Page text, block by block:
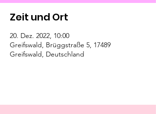
Zeit und Ort
20. Dez. 2022, 10:00
Greifswald, Brüggstraße 5, 17489
Greifswald, Deutschland